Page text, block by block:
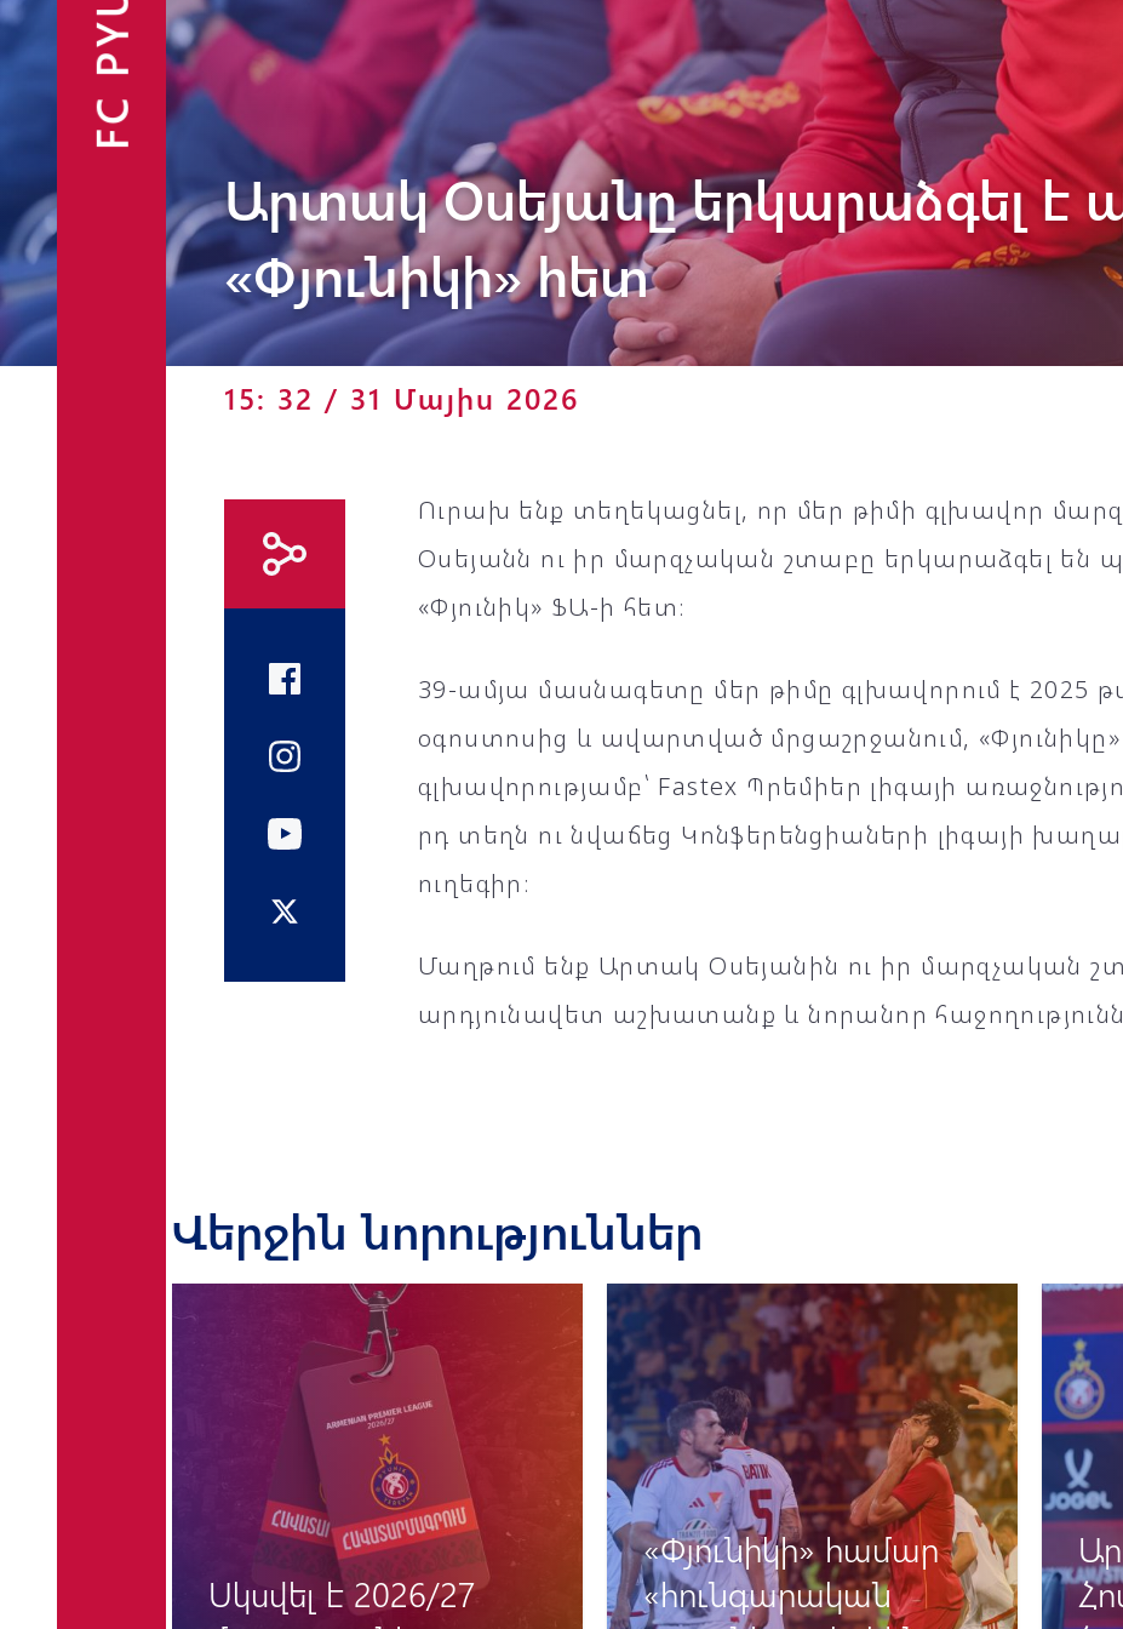
Փյունիկ 2012-2
Ֆանշոփ
Արտակ Օսեյանը երկարաձգել է
«Փյունիկի» հետ
15: 32 / 31 Մայիս 2026
Ուրախ ենք տեղեկացնել, որ մեր թիմի գլխավոր
Օսեյանն ու իր մարզչական շտաբը երկարաձգել են
«Փյունիկ» ՖԱ-ի հետ։
39-ամյա մասնագետը մեր թիմը գլխավորում է 2025
օգոստոսից և ավարտված մրցաշրջանում,
գլխավորությամբ՝ Fastex Պրեմիեր լիգայի
րդ տեղն ու նվաճեց Կոնֆերենցիաների լիգայի
ուղեգիր։
Մաղթում ենք Արտակ Օսեյանին ու իր մարզչական
արդյունավետ աշխատանք և նորանոր
Վերջին նորություններ
«Փյունիկի» համար
«հունգարական
Արտակ Օսեյանի և
Հովհաննես